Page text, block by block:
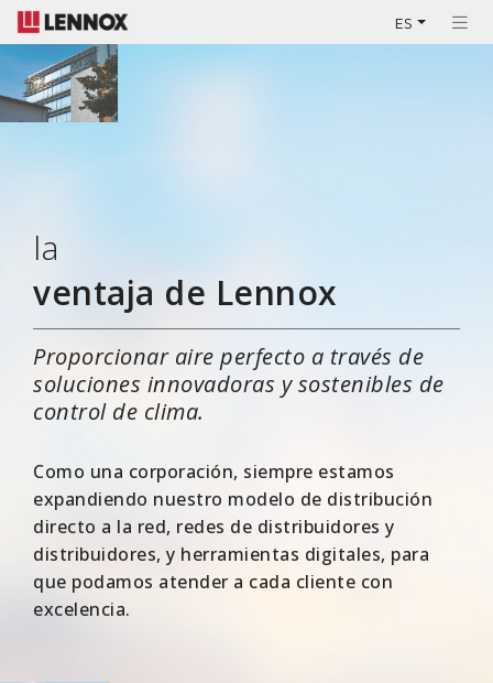
ES
la
ventaja de Lennox
Proporcionar aire perfecto a través de
soluciones innovadoras y sostenibles de
control de clima.
Como una corporación, siempre estamos
expandiendo nuestro modelo de distribución
directo a la red, redes de distribuidores y
distribuidores, y herramientas digitales, para
que podamos atender a cada cliente con
excelencia.